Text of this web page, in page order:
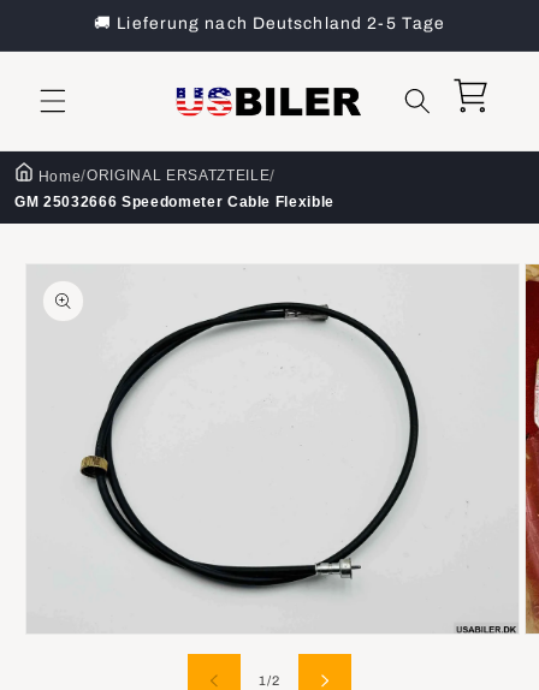
Inhalt
🚚 Lieferung nach Deutschland 2-5 Tage
Warenkorb
Home/ORIGINAL ERSATZTEILE/
GM 25032666 Speedometer Cable Flexible
1/von
2